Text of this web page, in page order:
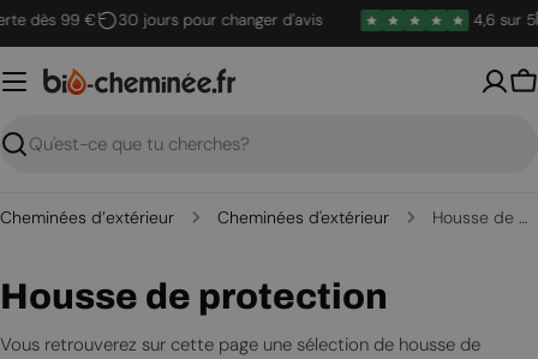
Passer
au
contenu
dès 99 € 30 jours pour changer d'avis 4,6 sur 5
Recherche
Cheminées d’extérieur Cheminées d'extérieur Housse de protection
C
o
Housse de protection
Vous retrouverez sur cette page une sélection de housse de